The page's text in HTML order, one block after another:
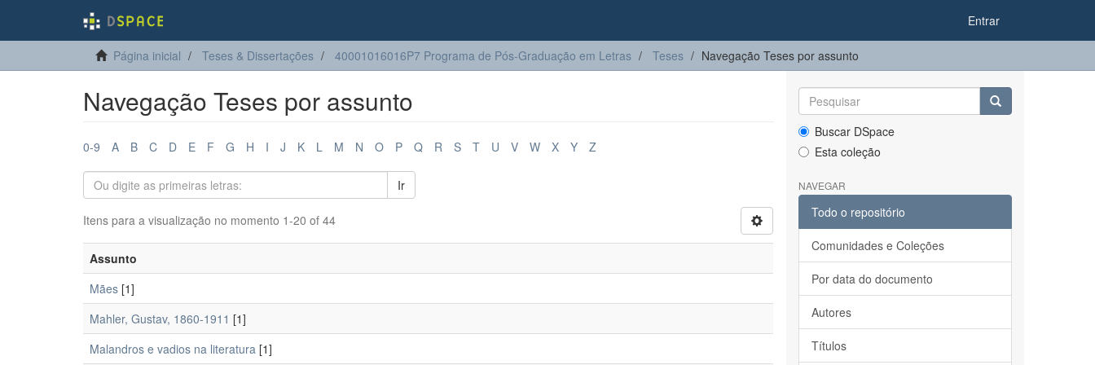
Entrar
Página inicial Teses & Dissertações 40001016016P7 Programa de Pós-Graduação em Letras Teses Navegação Teses por assunto
Navegação Teses por assunto
0-9 A B C D E F G H I J K L M N O P Q R S T U V W X Y Z
Ir
Itens para a visualização no momento 1-20 of 44
Assunto
Mães [1]
Mahler, Gustav, 1860-1911 [1]
Malandros e vadios na literatura [1]
Buscar DSpace
Esta coleção
NAVEGAR
Todo o repositório
Comunidades e Coleções
Por data do documento
Autores
Títulos